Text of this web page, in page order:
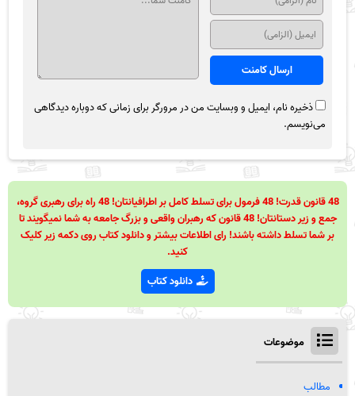
ذخیره نام، ایمیل و وبسایت من در مرورگر برای زمانی که دوباره دیدگاهی
می‌نویسم.
48 قانون قدرت! 48 فرمول برای تسلط کامل بر اطرافیانتان! 48 راه برای رهبری گروه،
جمع و زیر دستانتان! 48 قانون که رهبران واقعی و بزرگ جامعه به شما نمیگویند تا
بر شما تسلط داشته باشند! رای اطلاعات بیشتر و دانلود کتاب روی دکمه زیر کلیک
کنید.
دانلود کتاب
موضوعات
مطالب